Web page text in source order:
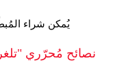
يُمكن شراء المُبطّن
نصائح مُحرّري